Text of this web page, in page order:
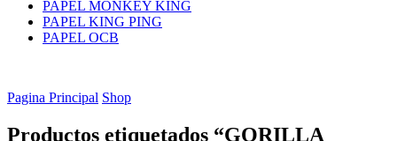
PAPEL MONKEY KING
PAPEL KING PING
PAPEL OCB
Pagina Principal Shop
Productos etiquetados “GORILLA